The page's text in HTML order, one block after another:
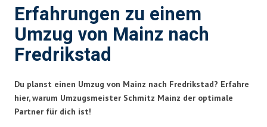
Erfahrungen zu einem
Umzug von Mainz nach
Fredrikstad
Du planst einen Umzug von Mainz nach Fredrikstad? Erfahre
hier, warum Umzugsmeister Schmitz Mainz der optimale
Partner für dich ist!